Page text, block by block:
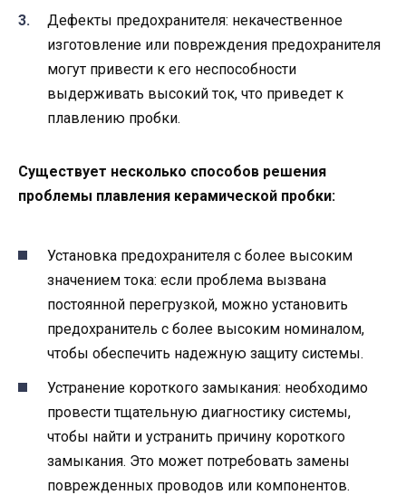
Дефекты предохранителя: некачественное
изготовление или повреждения предохранителя
могут привести к его неспособности
выдерживать высокий ток, что приведет к
плавлению пробки.
Существует несколько способов решения
проблемы плавления керамической пробки:
Установка предохранителя с более высоким
значением тока: если проблема вызвана
постоянной перегрузкой, можно установить
предохранитель с более высоким номиналом,
чтобы обеспечить надежную защиту системы.
Устранение короткого замыкания: необходимо
провести тщательную диагностику системы,
чтобы найти и устранить причину короткого
замыкания. Это может потребовать замены
поврежденных проводов или компонентов.